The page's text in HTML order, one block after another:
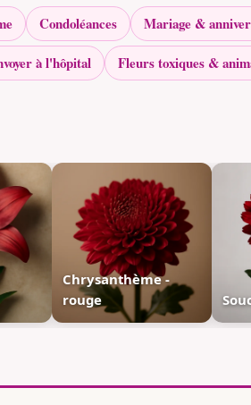
Condoléances Mariage &
à l'hôpital Fleurs toxiques &
Chrysanthème -
rouge